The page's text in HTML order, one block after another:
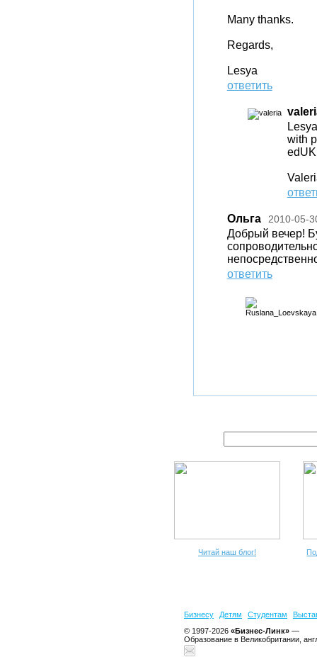
Many thanks.
Regards,
Lesya
ответить
with
Ольга 2010-05-
Добрый вечер!
ответить
Читай наш блог!
Бизнесу Детям Студентам
© 1997-2026 «Бизнес-Линк» —
Образование в Великобритании,